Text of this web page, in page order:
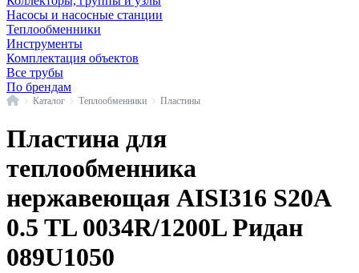
Насосы и насосные станции
Теплообменники
Инструменты
Комплектация объектов
Все трубы
По брендам
ГлавнаяКаталог Теплообменники Пластины
Пластина для
теплообменника
нержавеющая AISI316 S20A
0.5 TL 0034R/1200L Ридан
089U1050